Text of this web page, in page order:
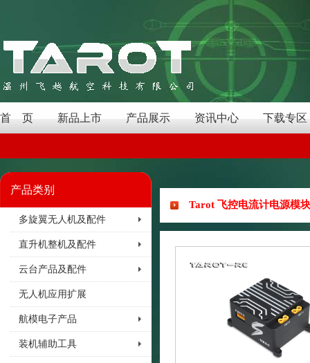
首 页 新品上市 产品展示 资讯中心 下载专区
产品类别
多旋翼无人机及配件
直升机整机及配件
云台产品及配件
无人机应用扩展
航模电子产品
装机辅助工具
Tarot 飞控电流计电源模